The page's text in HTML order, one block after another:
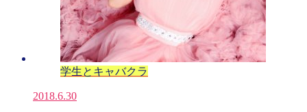
学生とキャバクラ
2018.6.30